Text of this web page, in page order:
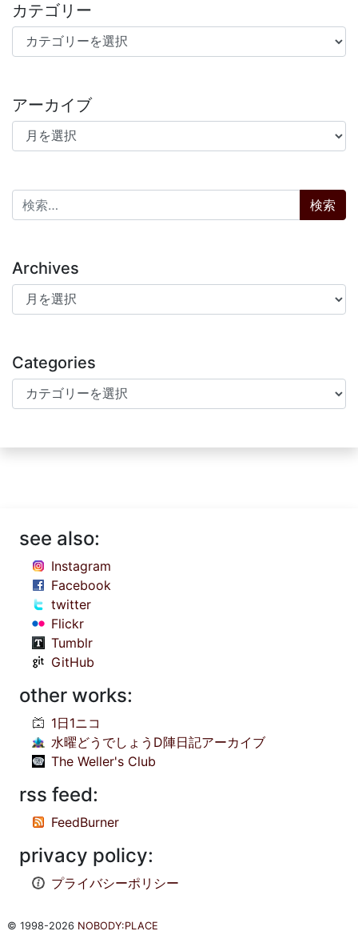
カテゴリー
カテゴリー
アーカイブ
アーカイブ
検索:
Archives
Archives
Categories
Categories
see also:
Instagram
Facebook
twitter
Flickr
Tumblr
GitHub
other works:
1日1ニコ
水曜どうでしょうD陣日記アーカイブ
The Weller's Club
rss feed:
FeedBurner
privacy policy:
プライバシーポリシー
© 1998-2026 NOBODY:PLACE